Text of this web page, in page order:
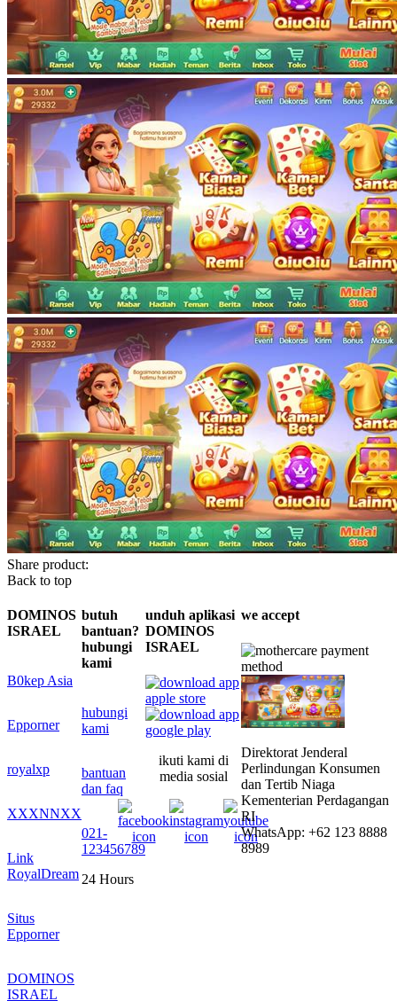
Share product:
Back to top
DOMINOS
ISRAEL
B0kep Asia
Epporner
royalxp
XXXNNXX
Link
RoyalDream
Situs
Epporner
DOMINOS
ISRAEL
butuh
bantuan?
hubungi
kami
hubungi
kami
bantuan
dan faq
021-
123456789
24 Hours
unduh aplikasi
DOMINOS
ISRAEL
ikuti kami di
media sosial
we accept
Direktorat Jenderal
Perlindungan Konsumen
dan Tertib Niaga
Kementerian Perdagangan
RI
WhatsApp: +62 123 8888
8989